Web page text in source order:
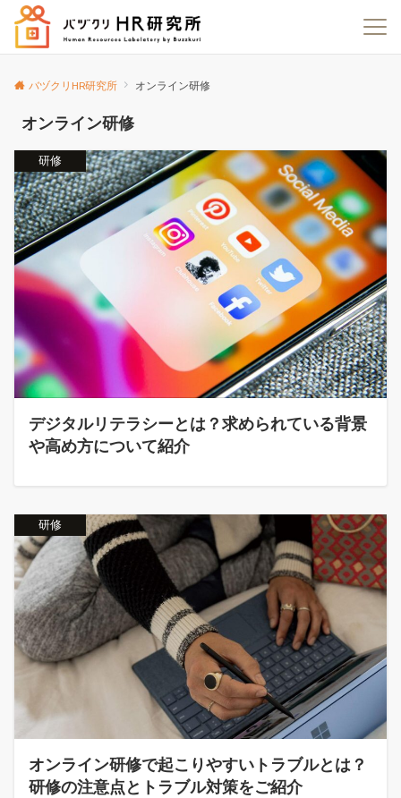
バヅクリHR研究所 オンライン研修
オンライン研修
研修
デジタルリテラシーとは？求められている背景
や高め方について紹介
研修
オンライン研修で起こりやすいトラブルとは？
研修の注意点とトラブル対策をご紹介